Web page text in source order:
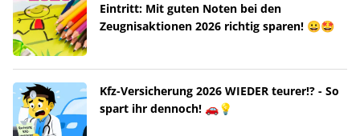
Eintritt: Mit guten Noten bei den
Zeugnisaktionen 2026 richtig sparen! 😀🤩
Kfz-Versicherung 2026 WIEDER teurer!? - So
spart ihr dennoch! 🚗💡